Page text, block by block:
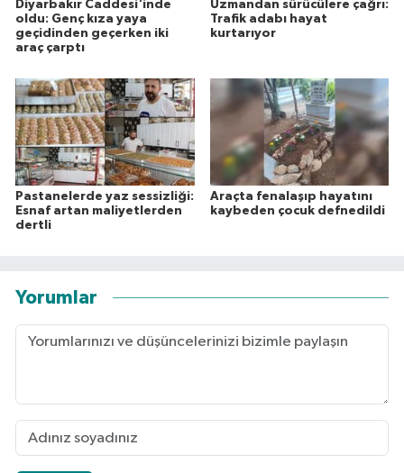
Diyarbakır Caddesi'inde
oldu: Genç kıza yaya
geçidinden geçerken iki
araç çarptı
Uzmandan sürücülere çağrı:
Trafik adabı hayat
kurtarıyor
Pastanelerde yaz sessizliği:
Esnaf artan maliyetlerden
dertli
Araçta fenalaşıp hayatını
kaybeden çocuk defnedildi
Yorumlar